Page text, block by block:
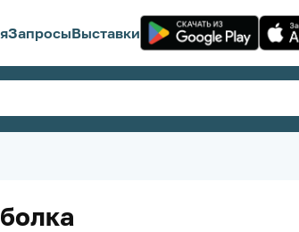
ЗапросыВыставки